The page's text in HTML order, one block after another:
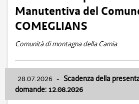
Manutentiva del
COMEGLIANS
Comunità di montagna della Carnia
28.07.2026 - Scadenza della
domande: 12.08.2026